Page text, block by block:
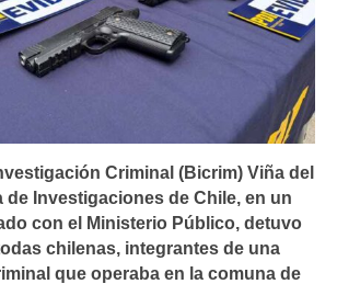
Criminal (Bicrim) Viña del
de Investigaciones de Chile, en un
con el Ministerio Público, detuvo
chilenas, integrantes de una
que operaba en la comuna de